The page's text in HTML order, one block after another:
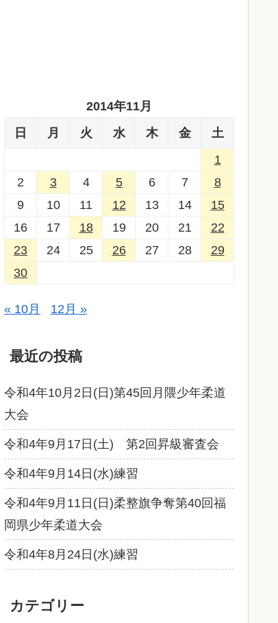
2014年11月
日
月 火 水 木 金
土
1
2
3 4 5 6 7
8
9
10 11 12 13 14
15
16
17 18 19 20 21
22
23
24 25 26 27 28
29
30
« 10月 12月 »
最近の投稿
令和4年10月2日(日)第45回月隈少年柔道
大会
令和4年9月17日(土) 第2回昇級審査会
令和4年9月14日(水)練習
令和4年9月11日(日)柔整旗争奪第40回福
岡県少年柔道大会
令和4年8月24日(水)練習
カテゴリー